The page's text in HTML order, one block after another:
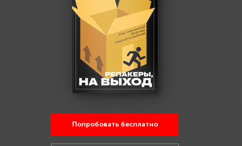
Попробовать бесплатно